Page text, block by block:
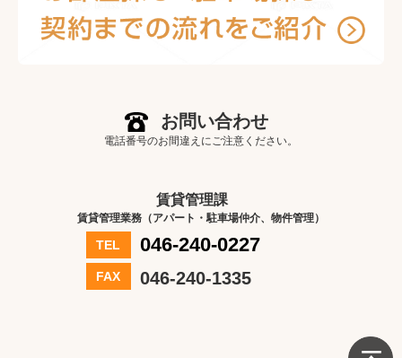
お問い合わせ
電話番号のお間違えにご注意ください。
賃貸管理課
賃貸管理業務（アパート・駐車場仲介、物件管理）
TEL 046-240-0227
FAX 046-240-1335